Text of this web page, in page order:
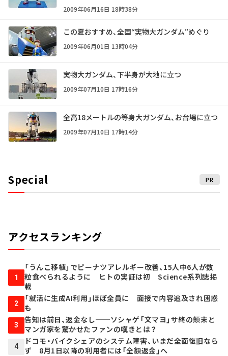
2009年06月16日 18時38分
この夏おすすめ、全国“実物大ガンダム”めぐり
2009年06月01日 13時04分
実物大ガンダム、下半身が大地に立つ
2009年07月10日 17時16分
全高18メートルの等身大ガンダム、お台場に立つ
2009年07月10日 17時14分
Special PR
アクセスランキング
1
「うんこ移植」でピーナツアレルギー改善、15人中6人が数
粒食べられるように ヒトの実証は初 Science系列誌掲
載
2
「就活に生成AI利用」ほぼ全員に 面接で内容追及され困惑
も
3
告知は前日、返金なし──ソシャゲ「文マヨ」サ終の顛末と
マンガ家を驚かせたファンの嘆きとは？
4
ドコモ・バイクシェアのシステム障害、いまだ全面復旧なら
ず 8月1日以降の利用者には「全額返金」へ